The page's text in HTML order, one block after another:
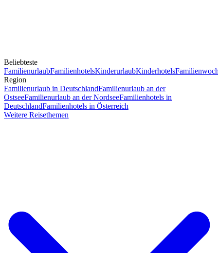
Beliebteste
FamilienurlaubFamilienhotelsKinderurlaubKinderhotels
Region
Familienurlaub in DeutschlandFamilienurlaub an der
OstseeFamilienurlaub an der NordseeFamilienhotels in
DeutschlandFamilienhotels in Österreich
Weitere Reisethemen